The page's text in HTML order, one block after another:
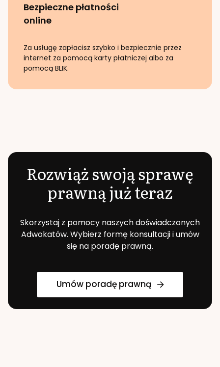
Bezpieczne płatności
online
Za usługę zapłacisz szybko i bezpiecznie przez
internet za pomocą karty płatniczej albo za
pomocą BLIK.
Rozwiąż swoją sprawę
prawną już teraz
Skorzystaj z pomocy naszych doświadczonych
Adwokatów. Wybierz formę konsultacji i umów
się na poradę prawną.
Umów poradę prawną